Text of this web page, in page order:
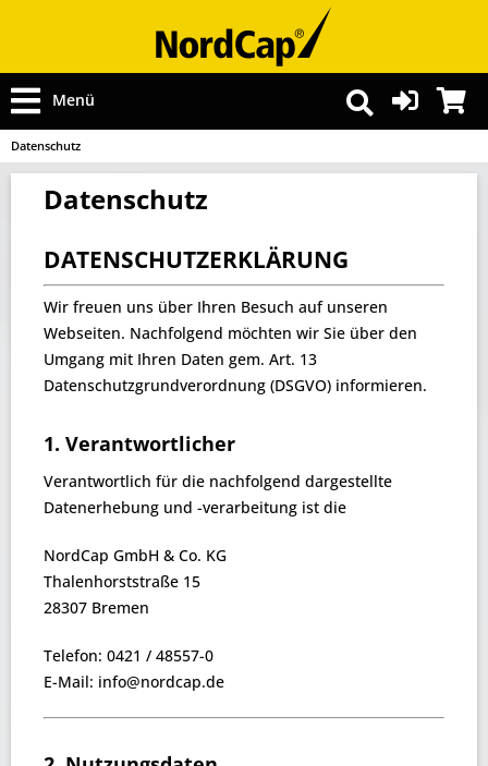
Menü
Datenschutz
Datenschutz
DATENSCHUTZERKLÄRUNG
Wir freuen uns über Ihren Besuch auf unseren
Webseiten. Nachfolgend möchten wir Sie über den
Umgang mit Ihren Daten gem. Art. 13
Datenschutzgrundverordnung (DSGVO) informieren.
1. Verantwortlicher
Verantwortlich für die nachfolgend dargestellte
Datenerhebung und -verarbeitung ist die
NordCap GmbH & Co. KG
Thalenhorststraße 15
28307 Bremen
Telefon: 0421 / 48557-0
E-Mail: info@nordcap.de